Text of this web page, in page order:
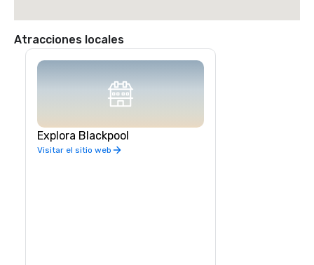
Atracciones locales
Explora Blackpool
Visitar el sitio web